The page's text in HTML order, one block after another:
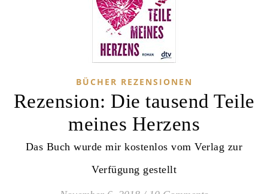
BÜCHER REZENSIONEN
Rezension: Die tausend Teile
meines Herzens
Das Buch wurde mir kostenlos vom Verlag zur
Verfügung gestellt